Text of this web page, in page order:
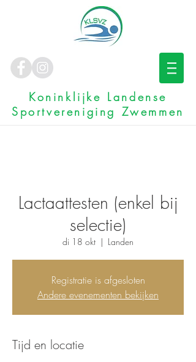
Koninklijke Landense
Sportvereniging Zwemmen
Lactaattesten (enkel bij
selectie)
di 18 okt
  |
Landen
Registratie is afgesloten
Andere evenementen bekijken
Tijd en locatie